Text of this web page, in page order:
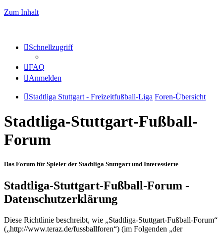
Zum Inhalt
Schnellzugriff
FAQ
Anmelden
Stadtliga Stuttgart - Freizeitfußball-Liga Foren-Übersicht
Stadtliga-Stuttgart-Fußball-
Forum
Das Forum für Spieler der Stadtliga Stuttgart und Interessierte
Stadtliga-Stuttgart-Fußball-Forum -
Datenschutzerklärung
Diese Richtlinie beschreibt, wie „Stadtliga-Stuttgart-Fußball-Forum“
(„http://www.teraz.de/fussballforen“) (im Folgenden „der